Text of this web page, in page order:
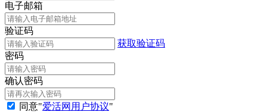
电子邮箱
验证码
获取验证码
密码
确认密码
同意"爱活网用户协议"